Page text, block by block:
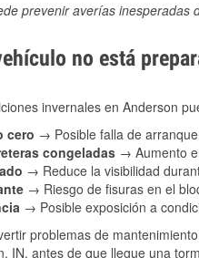
prevenir averías inesperadas
no está
invernales en Anderson
cero → Posible falla de
congeladas → Aumento
→ Reduce la visibilidad
→ Riesgo de fisuras en el
→ Posible exposición a
problemas de
IN, antes de que llegue una